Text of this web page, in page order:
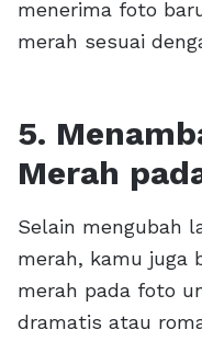
menerima foto
merah sesuai
5.
Merah
Selain mengubah
merah, kamu juga
merah pada foto
dramatis atau